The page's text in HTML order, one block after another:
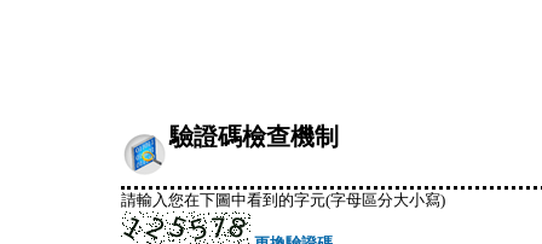
驗證碼檢查機制
請輸入您在下圖中看到的字元(字母區分大小寫)